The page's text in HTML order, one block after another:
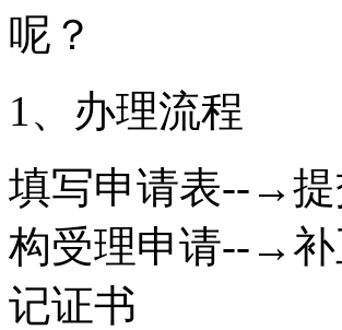
呢？
1、办理流程
填写申请表--→
构受理申请--→
记证书